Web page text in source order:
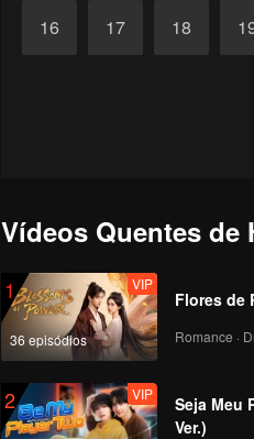
16 17 18
Vídeos Quentes de
1
36 episódios
VIP
Flores de
Romance ·
2 VIP
Seja Meu
Ver.)